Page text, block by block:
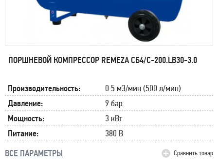
ПОРШНЕВОЙ КОМПРЕССОР REMEZA СБ4/С-200.LB30-3.0
Производительность:
0.5 м3/мин (500 л/мин)
Давление:
9 бар
Мощность:
3 кВт
Питание:
380 В
ВСЕ ПАРАМЕТРЫ
Сравнить товар